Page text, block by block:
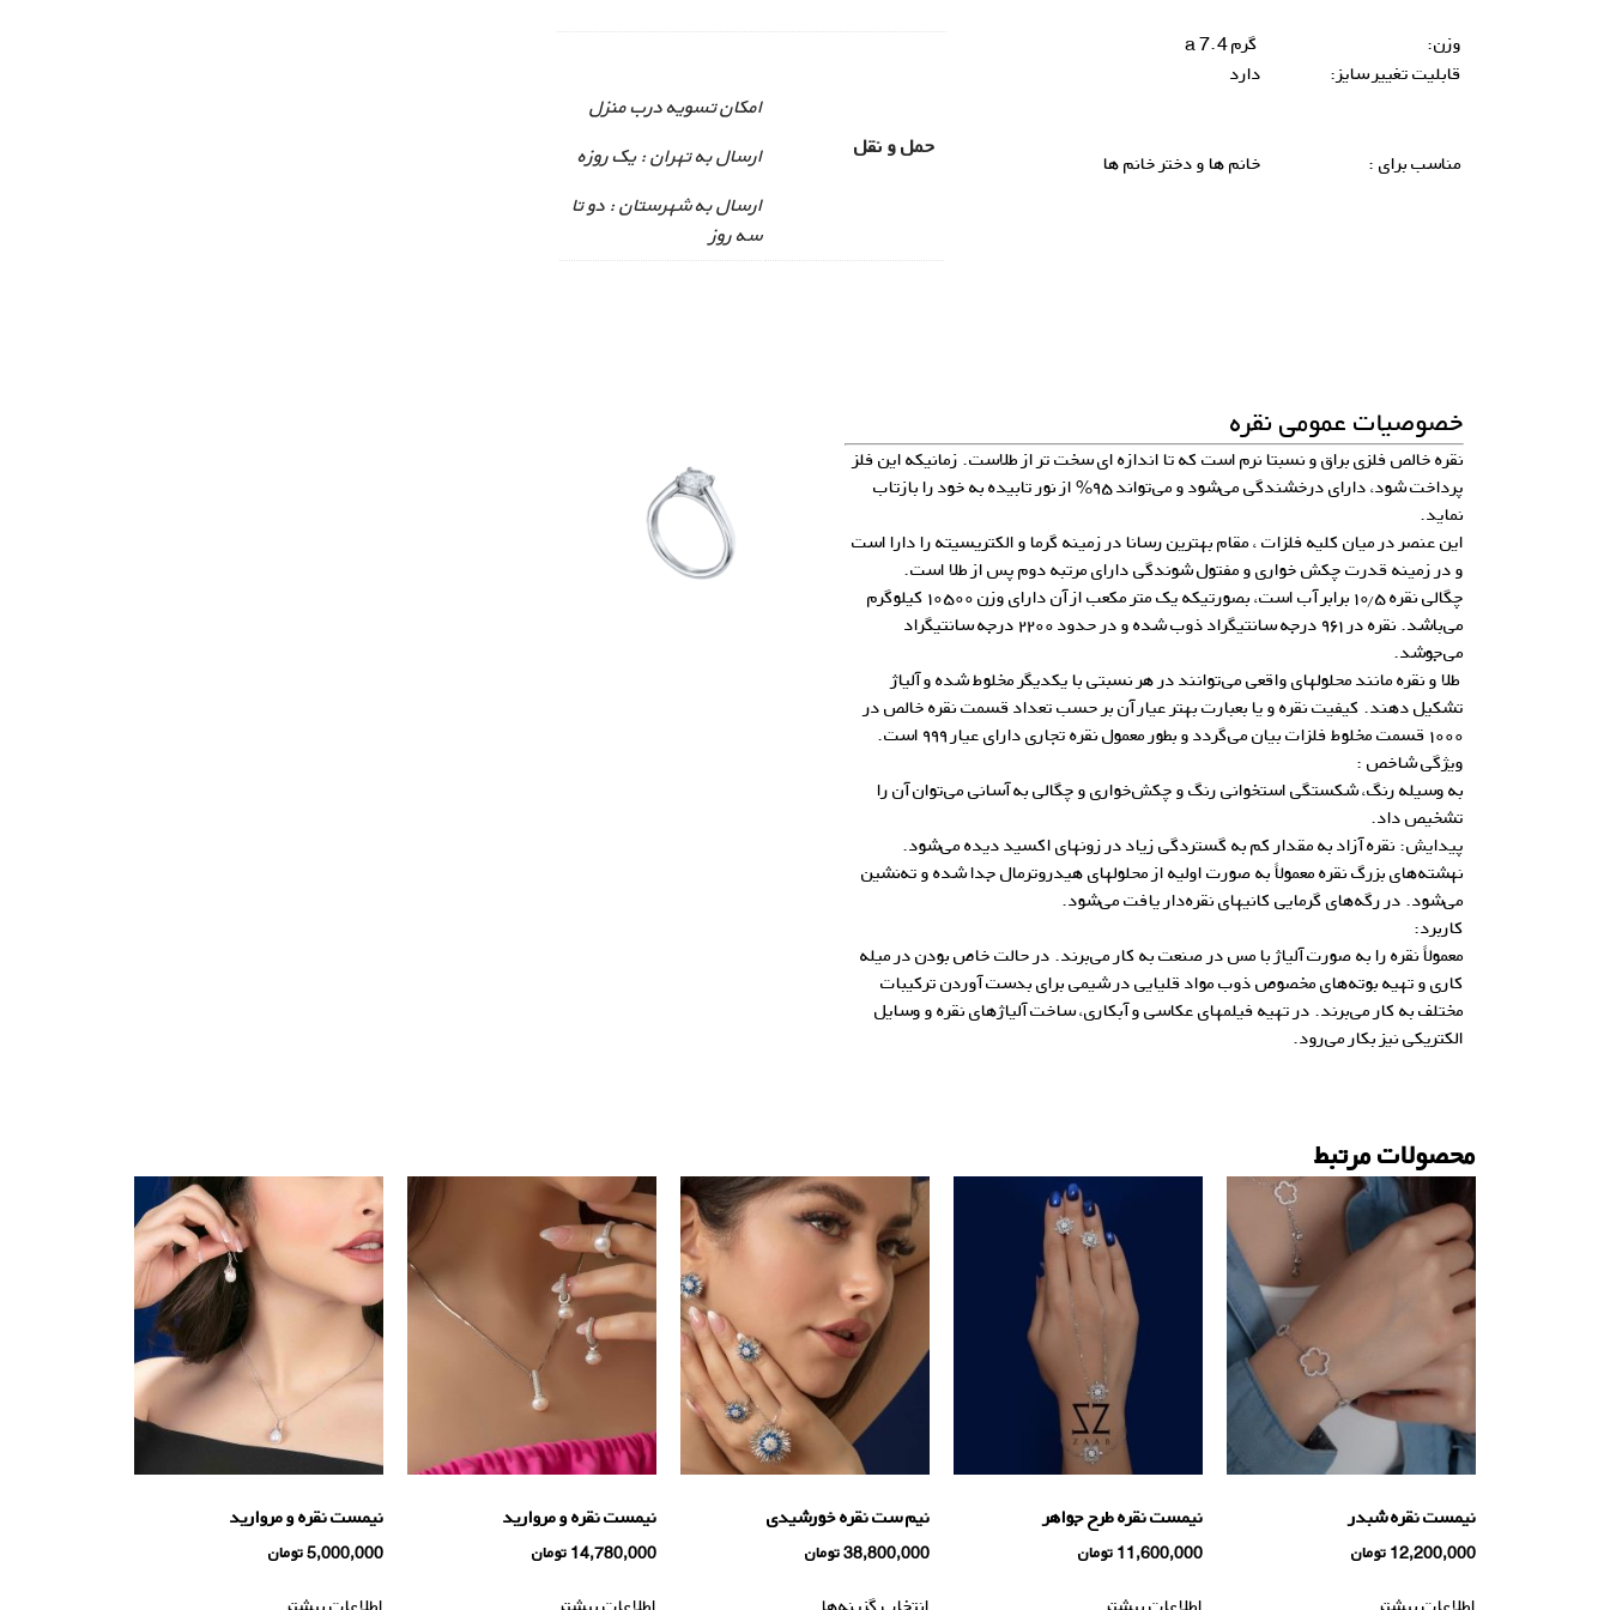
وزن:
گرم 7.4 a
قابلیت تغییر سایز:
دارد
مناسب برای : خانم ها و دختر خانم ها
حمل و نقل
امکان تسویه درب منزل
ارسال به تهران : یک روزه
ارسال به شهرستان : دو تا
سه روز
خصوصیات عمومی نقره
نقره خالص فلزی براق و نسبتا نرم است که تا اندازه ای سخت تر از طلاست. زمانیکه این فلز
پرداخت شود، دارای درخشندگی می‌شود و می‌تواند ۹۵% از نور تابیده به خود را بازتاب
نماید.
این عنصر در میان کلیه فلزات ، مقام بهترین رسانا در زمینه گرما و الکتریسیته را دارا است
و در زمینه قدرت چکش خواری و مفتول شوندگی دارای مرتبه دوم پس از طلا است.
چگالی نقره ۱۰٫۵ برابر آب است، بصورتیکه یک متر مکعب از آن دارای وزن ۱۰۵۰۰ کیلوگرم
می‌باشد. نقره در ۹۶۱ درجه سانتیگراد ذوب شده و در حدود ۲۲۰۰ درجه سانتیگراد
می‌جوشد.
طلا و نقره مانند محلولهای واقعی می‌توانند در هر نسبتی با یکدیگر مخلوط شده و آلیاژ
تشکیل دهند. کیفیت نقره و یا بعبارت بهتر عیار آن بر حسب تعداد قسمت نقره خالص در
۱۰۰۰ قسمت مخلوط فلزات بیان می‌گردد و بطور معمول نقره تجاری دارای عیار ۹۹۹ است.
ویژگی شاخص :
به وسیله رنگ، شکستگی استخوانی رنگ و چکش‌خواری و چگالی به آسانی می‌توان آن را
تشخیص داد.
پیدایش: نقره آزاد به مقدار کم به گستردگی زیاد در زونهای اکسید دیده می‌شود.
نهشته‌های بزرگ نقره معمولاً به صورت اولیه از محلولهای هیدروترمال جدا شده و ته‌‌نشین
می‌شود. در رگه‌های گرمایی کانیهای نقره‌دار یافت می‌شود.
کاربرد:
معمولاً نقره را به صورت آلیاژ با مس در صنعت به کار می‌برند. در حالت خاص بودن در میله
کاری و تهیه بوته‌های مخصوص ذوب مواد قلیایی در شیمی برای بدست آوردن ترکیبات
مختلف به کار می‌برند. در تهیه فیلمهای عکاسی و آبکاری، ساختآلیاژهای نقرهو وسایل
الکتریکی نیز بکار می‌رود.
محصولات مرتبط
نیمست نقره شبدر
12,200,000 تومان
نیمست نقره طرح جواهر
11,600,000 تومان
نیم ست نقره خورشیدی
38,800,000تومان
نیمست نقره و مروارید
14,780,000 تومان
نیمست نقره و مرواريد
5,000,000تومان